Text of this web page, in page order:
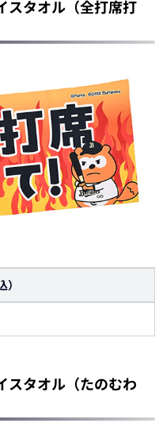
スタオル（全打席打
タオル（たのむわ